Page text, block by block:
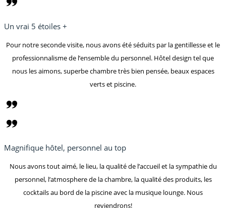
Un vrai 5 étoiles +
Pour notre seconde visite, nous avons été séduits par la gentillesse et le
professionnalisme de l’ensemble du personnel. Hôtel design tel que
nous les aimons, superbe chambre très bien pensée, beaux espaces
verts et piscine.
Magnifique hôtel, personnel au top
Nous avons tout aimé, le lieu, la qualité de l’accueil et la sympathie du
personnel, l’atmosphere de la chambre, la qualité des produits, les
cocktails au bord de la piscine avec la musique lounge. Nous
reviendrons!